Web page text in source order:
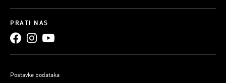
PRATI NAS
Postavke podataka